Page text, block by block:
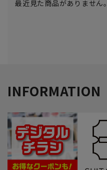
最近見た商品がありません。
INFORMATION